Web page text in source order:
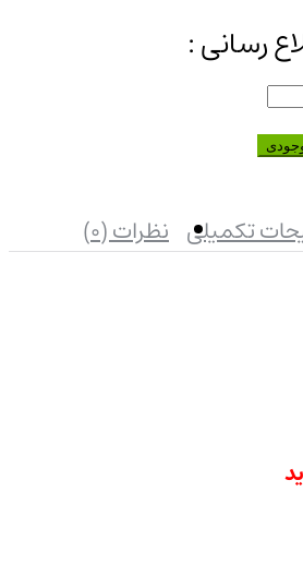
رسانی :
تکمیلی نظرات (0)